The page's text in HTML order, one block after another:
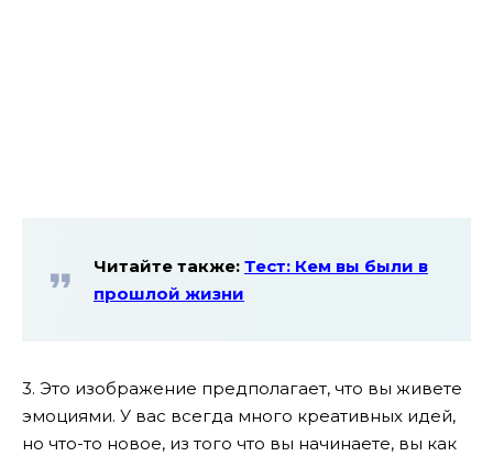
Читайте также: Тест: Кем вы были в
прошлой жизни
3. Это изображение предполагает, что вы живете
эмоциями. У вас всегда много креативных идей,
но что-то новое, из того что вы начинаете, вы как